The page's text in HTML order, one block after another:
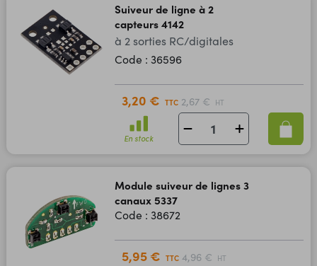
Suiveur de ligne à 2
capteurs 4142
à 2 sorties RC/digitales
Code : 36596
3,20 € TTC 2,67 € HT
En stock
Module suiveur de lignes 3
canaux 5337
Code : 38672
5,95 € TTC 4,96 € HT